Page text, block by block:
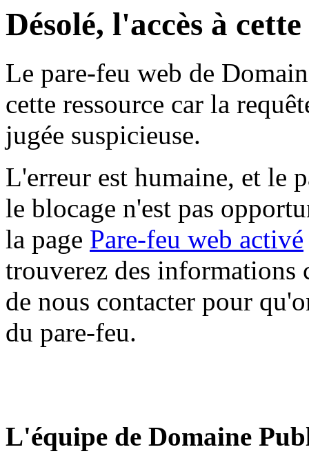
Désolé, l'accès à
Le pare-feu web de
cette ressource car la
jugée suspicieuse.
L'erreur est humaine, et le
le blocage n'est pas
la page Pare-feu web activé
trouverez des informations
de nous contacter pour
du pare-feu.
L'équipe de Domaine